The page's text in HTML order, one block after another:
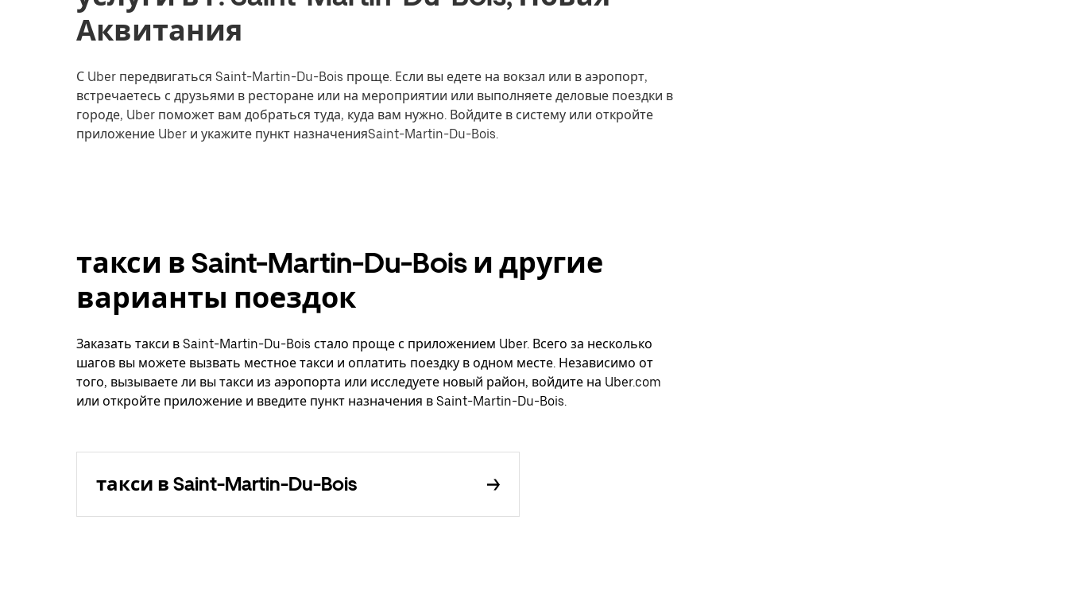
Аквитания
С Uber передвигаться Saint-Martin-Du-Bois проще. Если вы едете на вокзал или в аэропорт,
встречаетесь с друзьями в ресторане или на мероприятии или выполняете деловые поездки в
городе, Uber поможет вам добраться туда, куда вам нужно. Войдите в систему или откройте
приложение Uber и укажите пункт назначенияSaint-Martin-Du-Bois.
такси в Saint-Martin-Du-Bois и другие
варианты поездок
Заказать такси в Saint-Martin-Du-Bois стало проще с приложением Uber. Всего за несколько
шагов вы можете вызвать местное такси и оплатить поездку в одном месте. Независимо от
того, вызываете ли вы такси из аэропорта или исследуете новый район, войдите на Uber.com
или откройте приложение и введите пункт назначения в Saint-Martin-Du-Bois.
такси в Saint-Martin-Du-Bois